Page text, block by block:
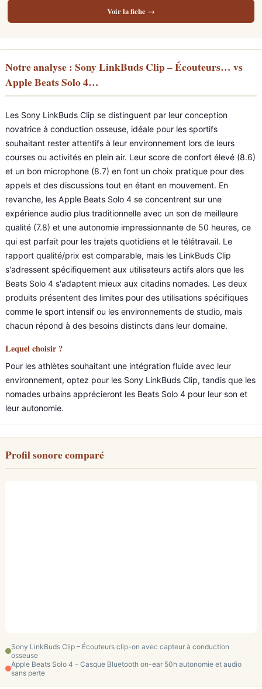
Voir la fiche →
Notre analyse : Sony LinkBuds Clip – Écouteurs… vs
Apple Beats Solo 4…
Les Sony LinkBuds Clip se distinguent par leur conception
novatrice à conduction osseuse, idéale pour les sportifs
souhaitant rester attentifs à leur environnement lors de leurs
courses ou activités en plein air. Leur score de confort élevé (8.6)
et un bon microphone (8.7) en font un choix pratique pour des
appels et des discussions tout en étant en mouvement. En
revanche, les Apple Beats Solo 4 se concentrent sur une
expérience audio plus traditionnelle avec un son de meilleure
qualité (7.8) et une autonomie impressionnante de 50 heures, ce
qui est parfait pour les trajets quotidiens et le télétravail. Le
rapport qualité/prix est comparable, mais les LinkBuds Clip
s'adressent spécifiquement aux utilisateurs actifs alors que les
Beats Solo 4 s'adaptent mieux aux citadins nomades. Les deux
produits présentent des limites pour des utilisations spécifiques
comme le sport intensif ou les environnements de studio, mais
chacun répond à des besoins distincts dans leur domaine.
Lequel choisir ?
Pour les athlètes souhaitant une intégration fluide avec leur
environnement, optez pour les Sony LinkBuds Clip, tandis que les
nomades urbains apprécieront les Beats Solo 4 pour leur son et
leur autonomie.
Profil sonore comparé
Sony LinkBuds Clip – Écouteurs clip-on avec capteur à conduction
osseuse
Apple Beats Solo 4 – Casque Bluetooth on-ear 50h autonomie et audio
sans perte